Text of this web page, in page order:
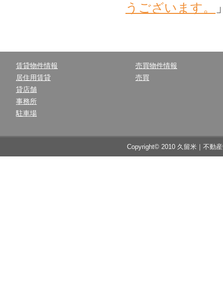
うございます。
賃貸物件情報
居住用賃貸
貸店舗
事務所
駐車場
売買物件情報
売買
Copyright© 2010 久留米｜不動